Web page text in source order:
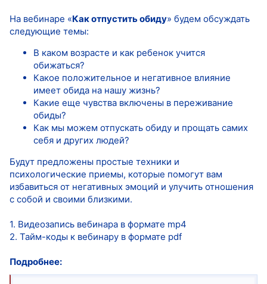
На вебинаре «Как отпустить обиду» будем обсуждать
следующие темы:
В каком возрасте и как ребенок учится
обижаться?
Какое положительное и негативное влияние
имеет обида на нашу жизнь?
Какие еще чувства включены в переживание
обиды?
Как мы можем отпускать обиду и прощать самих
себя и других людей?
Будут предложены простые техники и
психологические приемы, которые помогут вам
избавиться от негативных эмоций и улучить отношения
с собой и своими близкими.
1. Видеозапись вебинара в формате mp4
2. Тайм-коды к вебинару в формате pdf
Подробнее: